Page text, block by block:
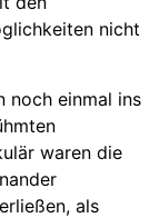
nicht
noch einmal ins
waren die
als